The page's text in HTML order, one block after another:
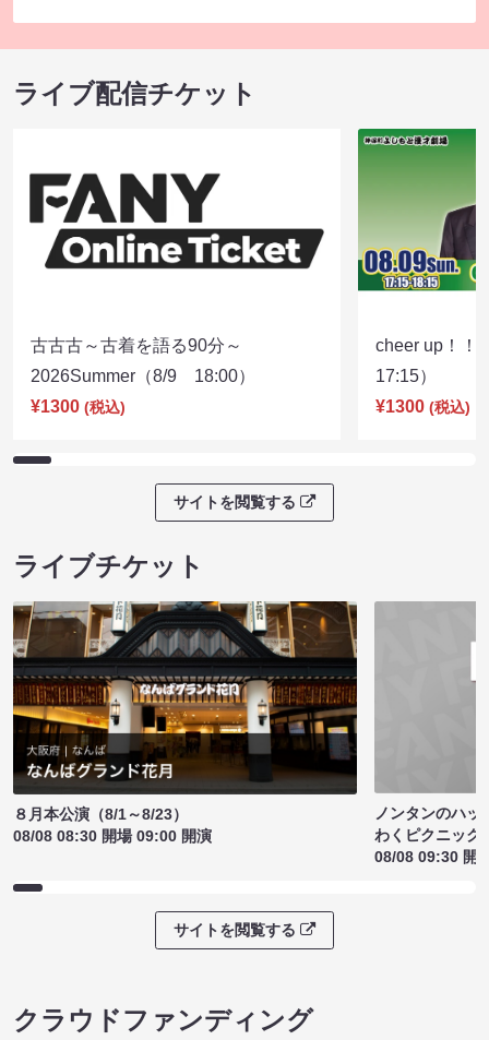
ライブ配信チケット
古古古～古着を語る90分～
2026Summer（8/9 18:00）
¥1300 (税込)
cheer up！
17:15）
¥1300 (税込)
サイトを閲覧する
ライブチケット
８月本公演（8/1～8/23）
08/08 08:30 開場 09:00 開演
ノンタンのハッ
わくピクニック
08/08 09:30 開
サイトを閲覧する
クラウドファンディング